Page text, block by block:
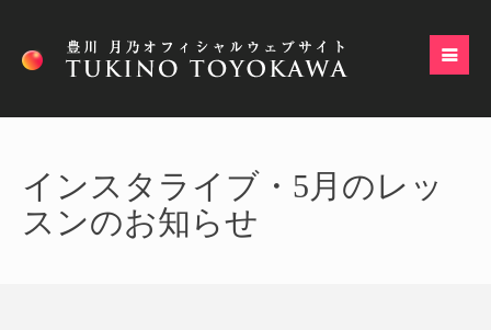
インスタライブ・5月のレッ
スンのお知らせ